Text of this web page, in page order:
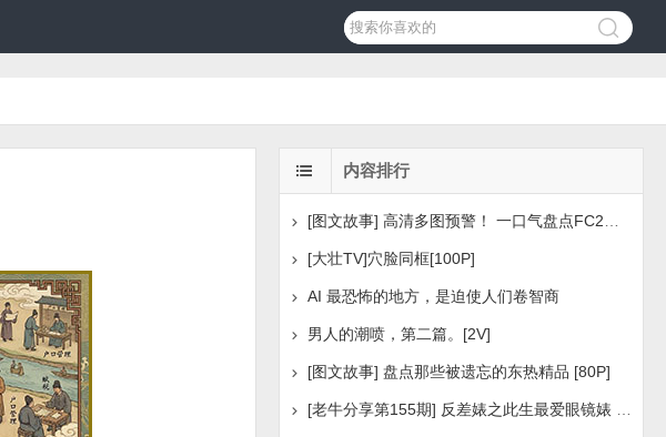
内容排行
[大壮TV]穴脸同框[100P]
AI 最恐怖的地方，是迫使人们卷智商
男人的潮喷，第二篇。[2V]
[图文故事] 盘点那些被遗忘的东热精品 [80P]